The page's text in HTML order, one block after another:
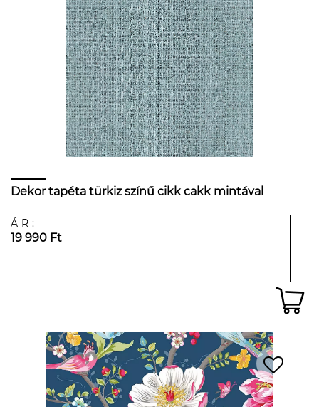
Dekor tapéta türkiz színű cikk cakk mintával
ÁR:
19 990 Ft